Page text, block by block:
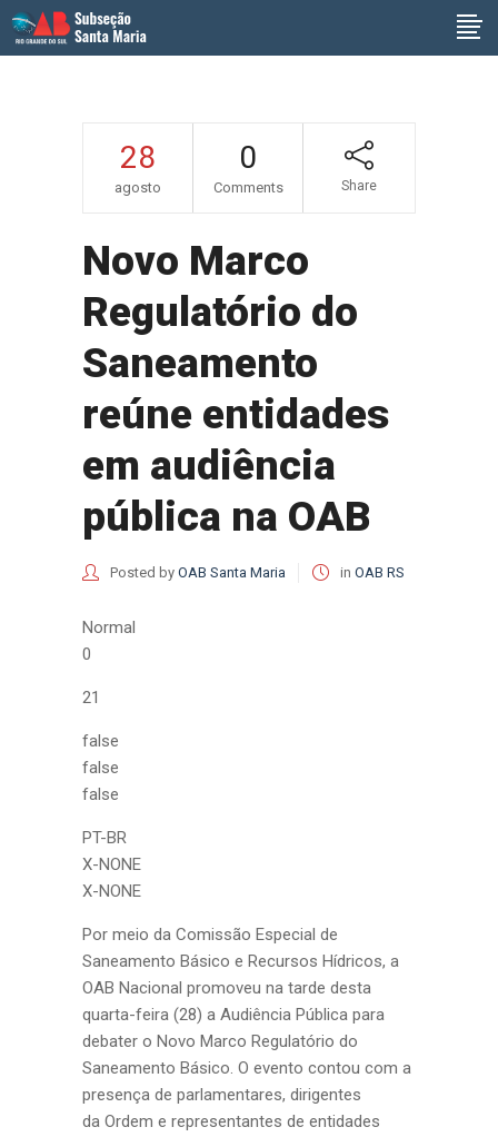
28
agosto
0
Comments Share
Novo Marco
Regulatório do
Saneamento
reúne entidades
em audiência
pública na OAB
Posted by OAB Santa Maria in OAB RS
Normal
0
21
false
false
false
PT-BR
X-NONE
X-NONE
Por meio da Comissão Especial de
Saneamento Básico e Recursos Hídricos, a
OAB Nacional promoveu na tarde desta
quarta-feira (28) a Audiência Pública para
debater o Novo Marco Regulatório do
Saneamento Básico. O evento contou com a
presença de parlamentares, dirigentes
da Ordem e representantes de entidades